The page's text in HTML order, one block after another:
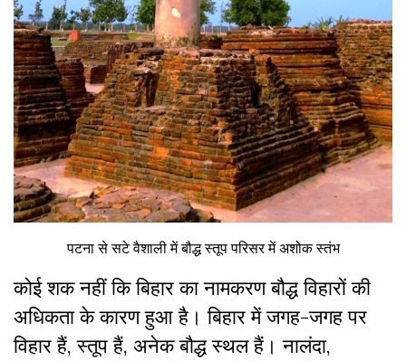
पटना से सटे वैशाली में बौद्ध स्तूप परिसर में अशोक स्तंभ
कोई शक नहीं कि बिहार का नामकरण बौद्ध विहारों की
अधिकता के कारण हुआ है। बिहार में जगह-जगह पर
विहार हैं, स्तूप हैं, अनेक बौद्ध स्थल हैं। नालंदा,